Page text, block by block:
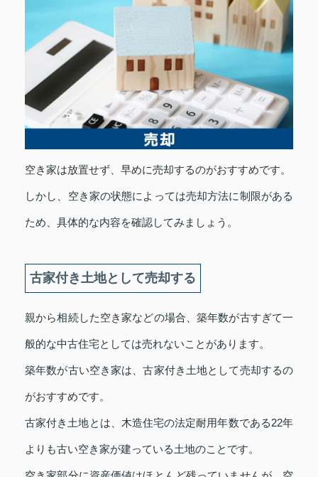
空き家は放置せず、早めに売却するのがおすすめです。
しかし、空き家の状態によっては売却方法に制限がある
ため、具体的な内容を確認してみましょう。
古家付き土地として売却する
親から相続した空き家などの場合、築年数が古すぎて一
般的な中古住宅としては売れないことがあります。
築年数が古い空き家は、古家付き土地として売却するの
がおすすめです。
古家付き土地とは、木造住宅の法定耐用年数である22年
よりも古い空き家が建っている土地のことです。